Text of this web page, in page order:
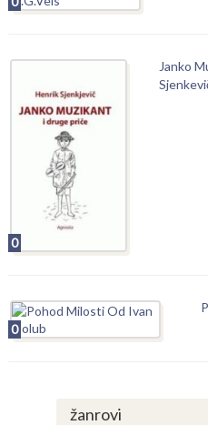
0
Janko
0
žanrovi